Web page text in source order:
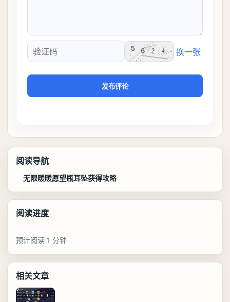
验证码
换一张
发布评论
阅读导航
无限暖暖愿望瓶耳坠获得攻略
阅读进度
预计阅读 1 分钟
相关文章